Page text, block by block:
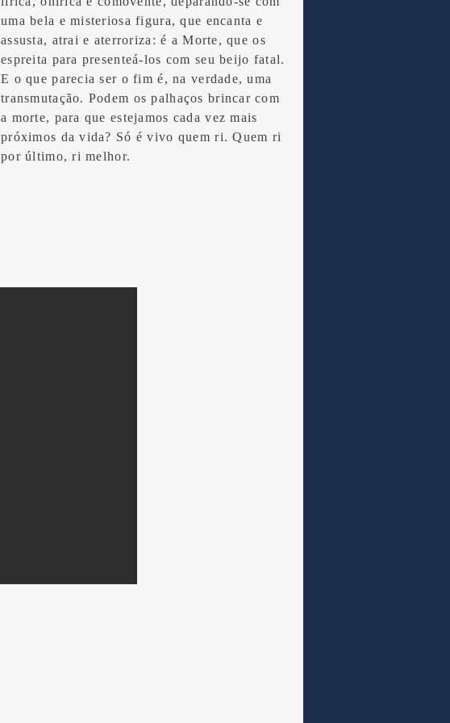
uma bela e misteriosa figura, que encanta e
assusta, atrai e aterroriza: é a Morte, que os
espreita para presenteá-los com seu beijo fatal.
E o que parecia ser o fim é, na verdade, uma
transmutação. Podem os palhaços brincar com
a morte, para que estejamos cada vez mais
próximos da vida? Só é vivo quem ri. Quem ri
por último, ri melhor.